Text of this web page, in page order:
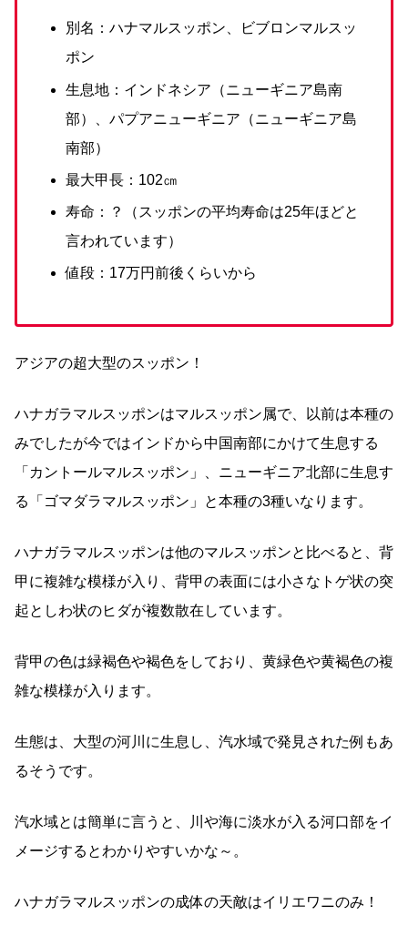
別名：ハナマルスッポン、ビブロンマルスッ
ポン
生息地：インドネシア（ニューギニア島南
部）、パプアニューギニア（ニューギニア島
南部）
最大甲長：102㎝
寿命：？（スッポンの平均寿命は25年ほどと
言われています）
値段：17万円前後くらいから
アジアの超大型のスッポン！
ハナガラマルスッポンはマルスッポン属で、以前は本種の
みでしたが今ではインドから中国南部にかけて生息する
「カントールマルスッポン」、ニューギニア北部に生息す
る「ゴマダラマルスッポン」と本種の3種いなります。
ハナガラマルスッポンは他のマルスッポンと比べると、背
甲に複雑な模様が入り、背甲の表面には小さなトゲ状の突
起としわ状のヒダが複数散在しています。
背甲の色は緑褐色や褐色をしており、黄緑色や黄褐色の複
雑な模様が入ります。
生態は、大型の河川に生息し、汽水域で発見された例もあ
るそうです。
汽水域とは簡単に言うと、川や海に淡水が入る河口部をイ
メージするとわかりやすいかな～。
ハナガラマルスッポンの成体の天敵はイリエワニのみ！